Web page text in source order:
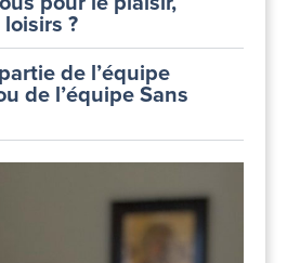
?
de l’équipe
de l’équipe Sans